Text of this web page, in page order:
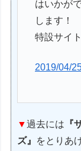
はいかが
します！
特設サイ
2019/04/
▼過去には 『
ズ』
をとりあ